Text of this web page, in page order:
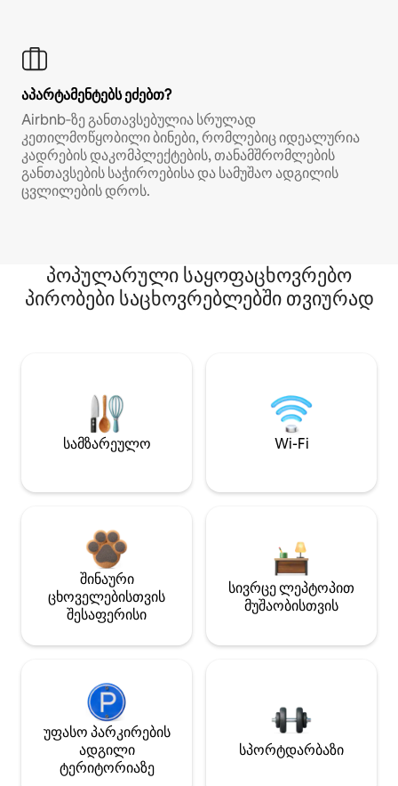
აპარტამენტებს ეძებთ?
Airbnb‑ზე განთავსებულია სრულად
კეთილმოწყობილი ბინები, რომლებიც იდეალურია
კადრების დაკომპლექტების, თანამშრომლების
განთავსების საჭიროებისა და სამუშაო ადგილის
ცვლილების დროს.
პოპულარული საყოფაცხოვრებო
პირობები საცხოვრებლებში თვიურად
სამზარეულო Wi-Fi
შინაური
ცხოველებისთვის
შესაფერისი
სივრცე ლეპტოპით
მუშაობისთვის
უფასო პარკირების
ადგილი
ტერიტორიაზე
სპორტდარბაზი